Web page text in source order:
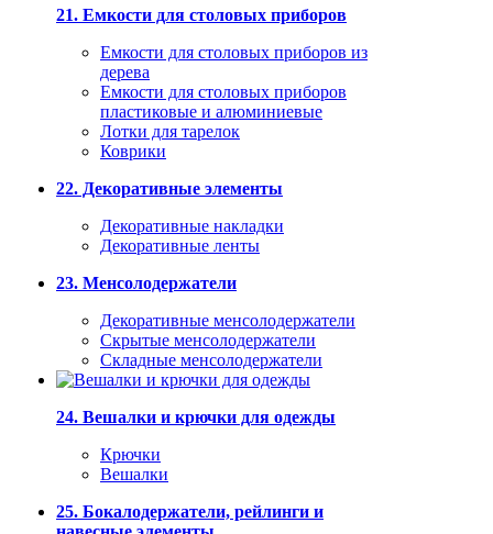
21. Емкости для столовых приборов
Емкости для столовых приборов из
дерева
Емкости для столовых приборов
пластиковые и алюминиевые
Лотки для тарелок
Коврики
22. Декоративные элементы
Декоративные накладки
Декоративные ленты
23. Менсолодержатели
Декоративные менсолодержатели
Скрытые менсолодержатели
Складные менсолодержатели
24. Вешалки и крючки для одежды
Крючки
Вешалки
25. Бокалодержатели, рейлинги и